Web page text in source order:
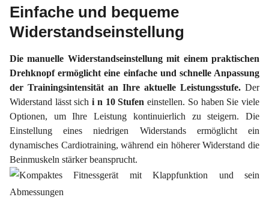
Einfache und bequeme
Widerstandseinstellung
Die manuelle Widerstandseinstellung mit einem praktischen
Drehknopf ermöglicht eine einfache und schnelle Anpassung
der Trainingsintensität an Ihre aktuelle Leistungsstufe. Der
Widerstand lässt sichi n 10 Stufeneinstellen. So haben Sie viele
Optionen, um Ihre Leistung kontinuierlich zu steigern. Die
Einstellung eines niedrigen Widerstands ermöglicht ein
dynamisches Cardiotraining, während ein höherer Widerstand die
Beinmuskeln stärker beansprucht.